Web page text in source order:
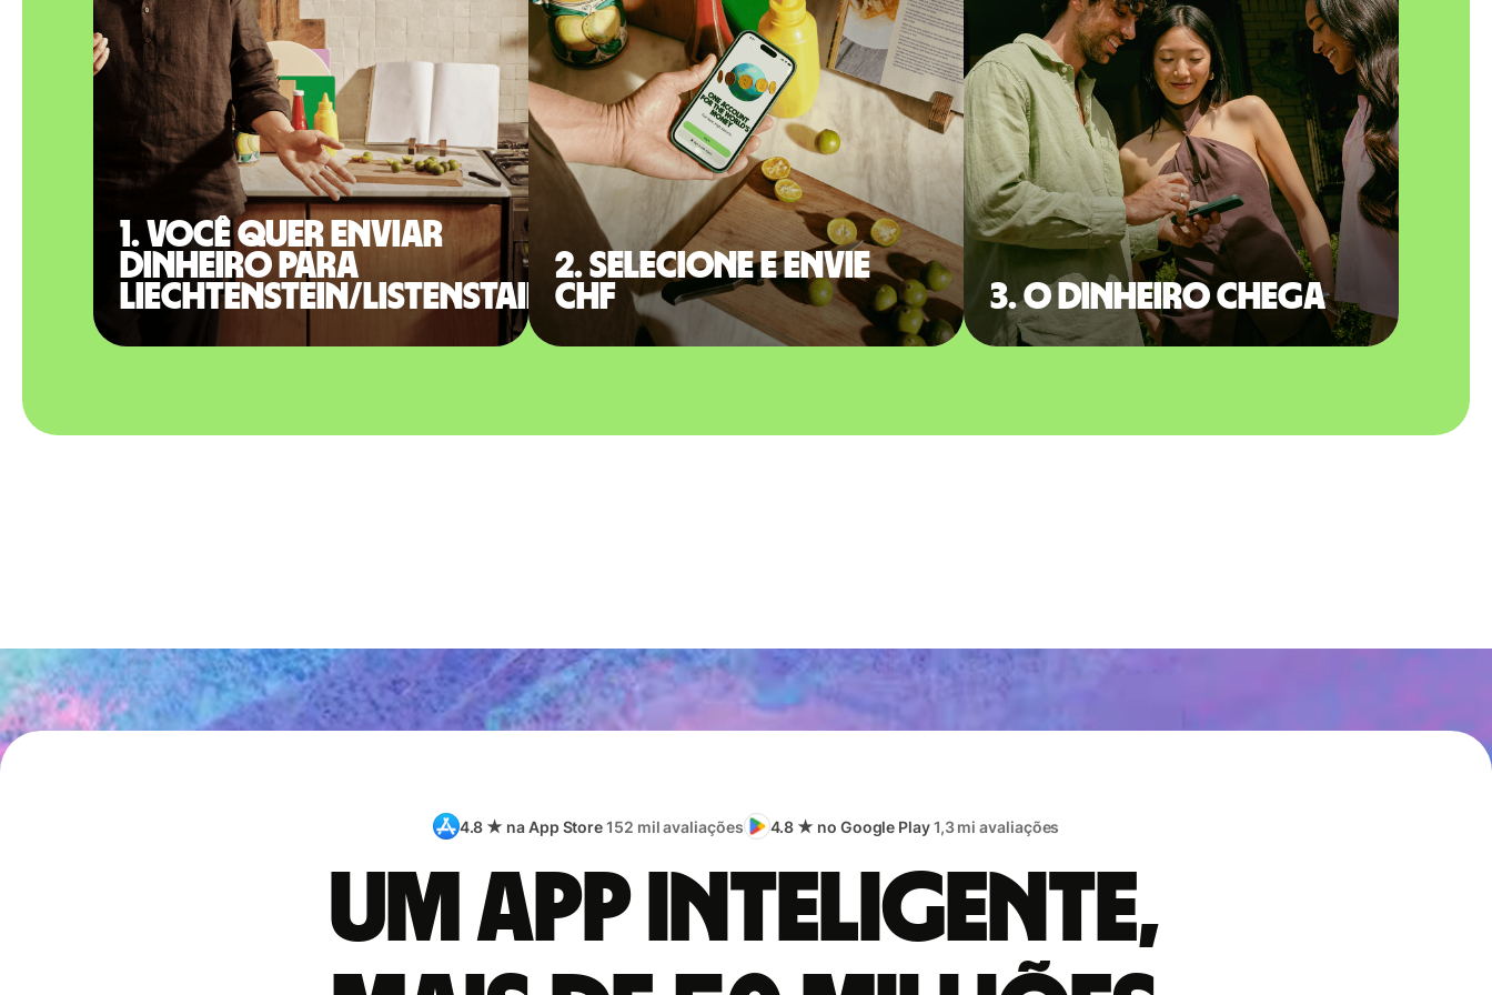
1. Você quer enviar
dinheiro para
Liechtenstein/Listenstaine
2. Selecione e envie
CHF
3. O dinheiro chega
4.8 ★ na App Store152 mil avaliações 4.8 ★ no Google Play1,3 mi avaliações
Um app inteligente,